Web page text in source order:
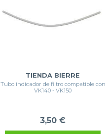
TIENDA BIERRE
Tubo indicador de filtro compatible con
VK140 - VK150
3,50 €